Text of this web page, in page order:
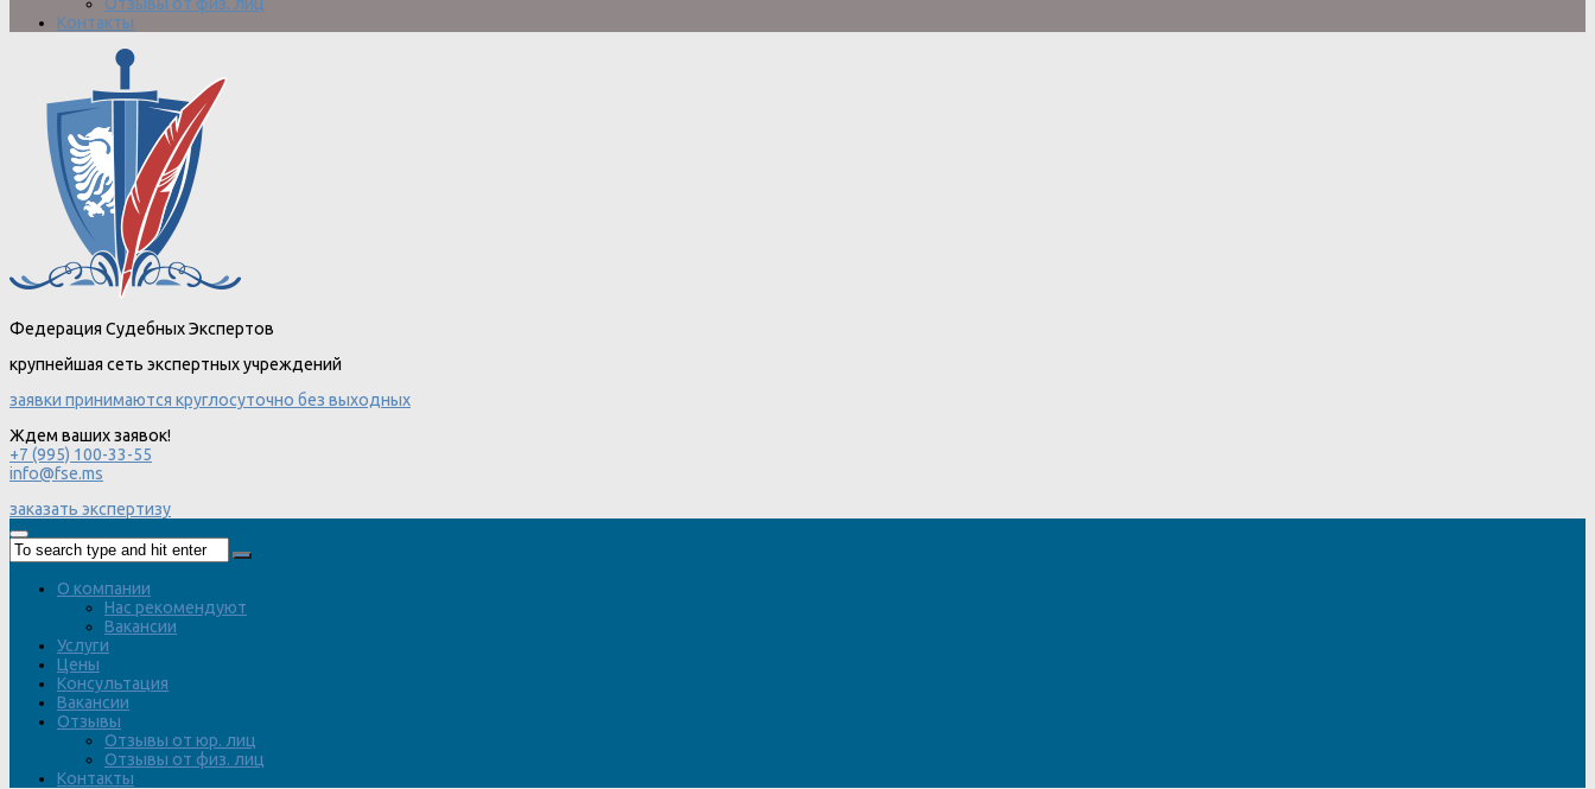
Отзывы от физ. лиц
Контакты
Федерация Судебных Экспертов
крупнейшая сеть экспертных учреждений
заявки принимаются круглосуточно без выходных
Ждем ваших заявок!
+7 (995) 100-33-55
info@fse.ms
заказать экспертизу
О компании
Нас рекомендуют
Вакансии
Услуги
Цены
Консультация
Вакансии
Отзывы
Отзывы от юр. лиц
Отзывы от физ. лиц
Контакты